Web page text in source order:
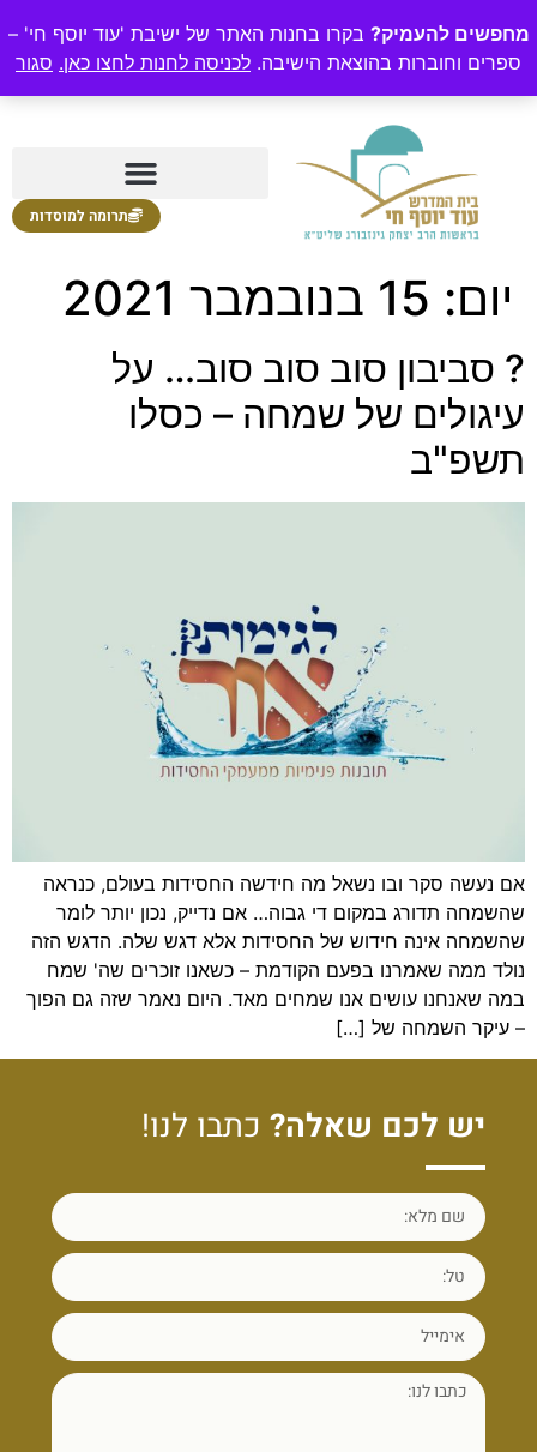
מחפשים להעמיק? בקרו בחנות האתר של ישיבת 'עוד יוסף חי' –
ספרים וחוברות בהוצאת הישיבה. לכניסה לחנות לחצו כאן. סגור
תרומה למוסדות
יום: 15 בנובמבר 2021
? סביבון סוב סוב סוב… על
עיגולים של שמחה – כסלו
תשפ"ב
אם נעשה סקר ובו נשאל מה חידשה החסידות בעולם, כנראה
שהשמחה תדורג במקום די גבוה… אם נדייק, נכון יותר לומר
שהשמחה אינה חידוש של החסידות אלא דגש שלה. הדגש הזה
נולד ממה שאמרנו בפעם הקודמת – כשאנו זוכרים שה' שמח
במה שאנחנו עושים אנו שמחים מאד. היום נאמר שזה גם הפוך
– עיקר השמחה של […]
יש לכם שאלה? כתבו לנו!